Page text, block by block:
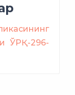
ЎРҚ-296-